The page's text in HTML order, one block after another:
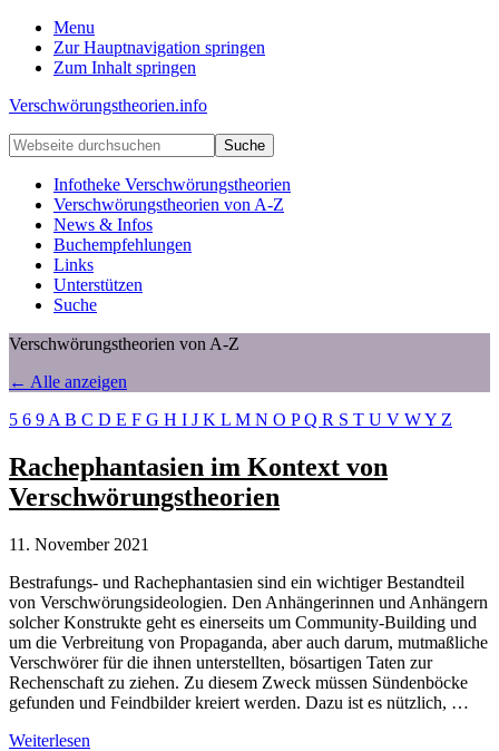
Menu
Zur Hauptnavigation springen
Zum Inhalt springen
Verschwörungstheorien.info
Beiträge
zu
Merkmalen,
Funktionen
Risiken
konspirationistischen
Denkens
Webseite
durchsuchen
Infotheke Verschwörungstheorien
Verschwörungstheorien von A-Z
News & Infos
Buchempfehlungen
Links
Unterstützen
Suche
Verschwörungstheorien von A-Z
← Alle anzeigen
5 6 9 A B C D E F G H I J K L M N O PQ R S T U V WY Z
Rachephantasien im Kontext von
Verschwörungstheorien
11. November 2021
Bestrafungs- und Rachephantasien sind ein wichtiger Bestandteil
von Verschwörungsideologien. Den Anhängerinnen und Anhängern
solcher Konstrukte geht es einerseits um Community-Building und
um die Verbreitung von Propaganda, aber auch darum, mutmaßliche
Verschwörer für die ihnen unterstellten, bösartigen Taten zur
Rechenschaft zu ziehen. Zu diesem Zweck müssen Sündenböcke
gefunden und Feindbilder kreiert werden. Dazu ist es nützlich, …
Rachephantasien
Weiterlesen